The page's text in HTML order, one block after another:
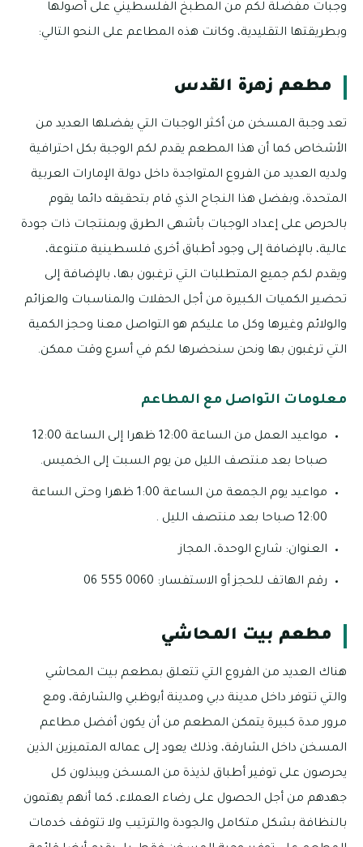
وجبات مفضلة لكم من المطبخ الفلسطيني على أصولها
وبطريقتها التقليدية، وكانت هذه المطاعم على النحو التالي:
مطعم زهرة القدس
تعد وجبة المسخن من أكثر الوجبات التي يفضلها العديد من
الأشخاص كما أن هذا المطعم يقدم لكم الوجبة بكل احترافية
ولديه العديد من الفروع المتواجدة داخل دولة الإمارات العربية
المتحدة، وبفضل هذا النجاح الذي قام بتحقيقه دائما يقوم
بالحرص على إعداد الوجبات بأشهى الطرق وبمنتجات ذات جودة
عالية، بالإضافة إلى وجود أطباق أخرى فلسطينية متنوعة،
ويقدم لكم جميع المتطلبات التي ترغبون بها، بالإضافة إلى
تحضير الكميات الكبيرة من أجل الحفلات والمناسبات والعزائم
والولائم وغيرها وكل ما عليكم هو التواصل معنا وحجز الكمية
التي ترغبون بها ونحن سنحضرها لكم في أسرع وقت ممكن.
معلومات التواصل مع المطاعم
مواعيد العمل من الساعة 12:00 ظهرا إلى الساعة 12:00
صباحا بعد منتصف الليل من يوم السبت إلى الخميس.
مواعيد يوم الجمعة من الساعة 1:00 ظهرا وحتى الساعة
12:00 صباحا بعد منتصف الليل .
العنوان: شارع الوحدة، المجاز
رقم الهاتف للحجز أو الاستفسار: 0060 555 06
مطعم بيت المحاشي
هناك العديد من الفروع التي تتعلق بمطعم بيت المحاشي
والتي تتوفر داخل مدينة دبي ومدينة أبوظبي والشارقة، ومع
مرور مدة كبيرة يتمكن المطعم من أن يكون أفضل مطاعم
المسخن داخل الشارقة، وذلك يعود إلى عماله المتميزين الذين
يحرصون على توفير أطباق لذيذة من المسخن ويبذلون كل
جهدهم من أجل الحصول على رضاء العملاء، كما أنهم يهتمون
بالنظافة بشكل متكامل والجودة والترتيب ولا تتوقف خدمات